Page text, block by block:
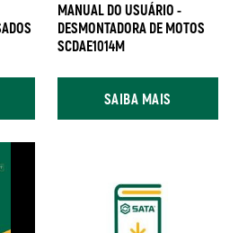
MANUAL DO USUÁRIO -
DESMONTADORA DE MOTOS
SCDAE1014M
SAIBA MAIS